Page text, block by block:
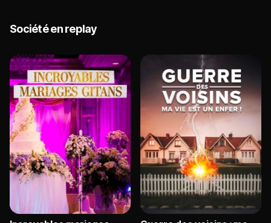
Un espoir fou leur a cependant permis d'espérer
l'impossible : la greffe d'utérus.
Société en replay